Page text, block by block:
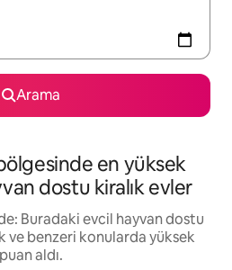
Arama
en yüksek
dostu kiralık evler
Buradaki evcil hayvan dostu
ve benzeri konularda yüksek
puan aldı.